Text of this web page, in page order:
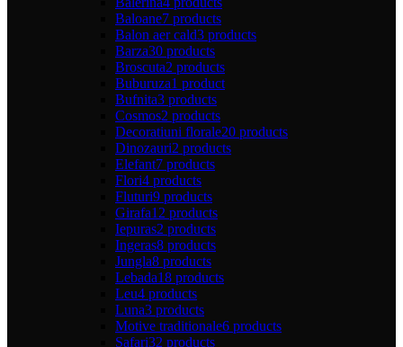
Baloane7 products
Balon aer cald3 products
Barza30 products
Broscuta2 products
Buburuza1 product
Bufnita3 products
Cosmos2 products
Decoratiuni florale20 products
Dinozauri2 products
Elefant7 products
Flori4 products
Fluturi9 products
Girafa12 products
Iepuras2 products
Ingeras8 products
Jungla8 products
Lebada18 products
Leu4 products
Luna3 products
Motive traditionale6 products
Safari32 products